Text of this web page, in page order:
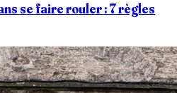
se faire rouler : 7 règles